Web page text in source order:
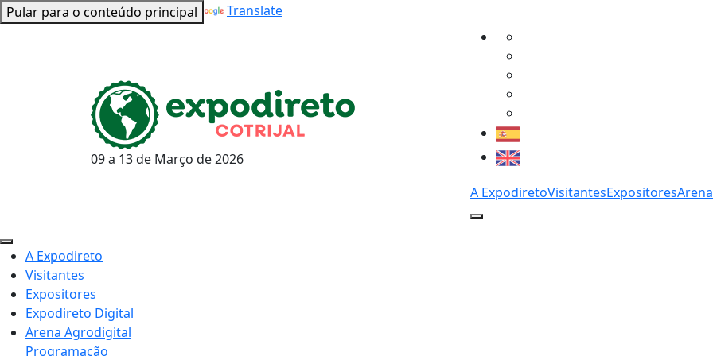
Powered by Translate
Pular para o conteúdo principal
09 a 13 de Março de 2026
A ExpodiretoVisitantesExpositores
A Expodireto
Visitantes
Expositores
Expodireto Digital
Arena Agrodigital
Programação